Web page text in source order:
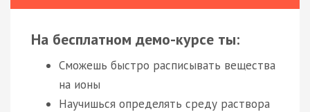
На бесплатном демо-курсе ты:
Сможешь быстро расписывать вещества
на ионы
Научишься определять среду раствора